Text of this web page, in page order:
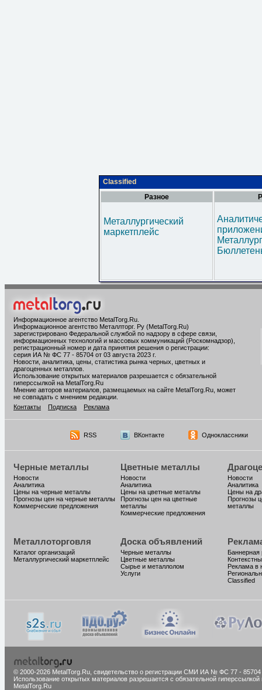
Classified
Разное
Металлургический
маркетплейс
Информационное агентство MetalTorg.Ru
Информационное агентство Металлторг. Ру (MetalTorg.Ru)
зарегистрировано Федеральной службой по надзору в сфере связи,
информационных технологий и массовых коммуникаций (Роскомнадзор),
регистрационный номер и дата принятия решения о регистрации:
серия ИА № ФС 77 - 85704 от 03 августа 2023 г.
Новости, аналитика, цены, статистика рынка черных, цветных и
драгоценных металлов.
Использование открытых материалов разрешается с обязательной
гиперссылкой на MetalTorg.Ru
Мнение авторов материалов, размещаемых на сайте MetalTorg.Ru, может
не совпадать с мнением редакции.
Контакты
Подписка Реклама
RSS ВКонтакте Одноклассники
Черные металлы
Новости
Аналитика
Цены на черные металлы
Прогнозы цен на черные металлы
Коммерческие предложения
Цветные металлы
Новости
Аналитика
Цены на цветные металлы
Прогнозы цен на цветные
металлы
Коммерческие предложения
Новости
Аналитика
Цены на
Прогнозы
металлы
Металлоторговля
Каталог организаций
Металлургический маркетплейс
Доска объявлений
Черные металлы
Цветные металлы
Сырье и металлолом
Услуги
Баннерная
Реклама в
Classified
© 2000-2026 MetalTorg.Ru, cвидетельство о регистрации СМИ ИА № ФС 77 - 85704
Использование открытых материалов разрешается с обязательной гиперссылкой
MetalTorg.Ru